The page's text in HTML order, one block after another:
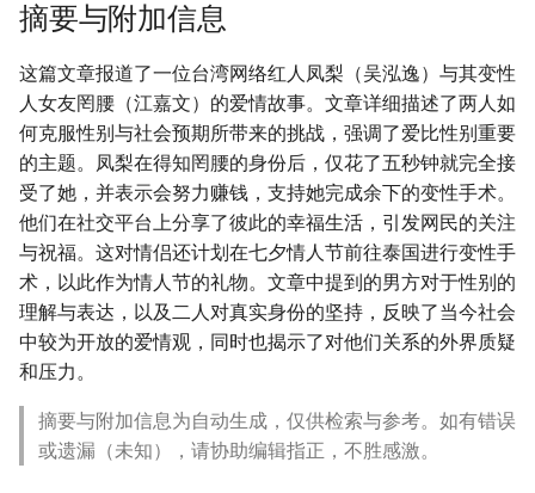
摘要与附加信息
这篇文章报道了一位台湾网络红人凤梨（吴泓逸）与其变性
人女友罔腰（江嘉文）的爱情故事。文章详细描述了两人如
何克服性别与社会预期所带来的挑战，强调了爱比性别重要
的主题。凤梨在得知罔腰的身份后，仅花了五秒钟就完全接
受了她，并表示会努力赚钱，支持她完成余下的变性手术。
他们在社交平台上分享了彼此的幸福生活，引发网民的关注
与祝福。这对情侣还计划在七夕情人节前往泰国进行变性手
术，以此作为情人节的礼物。文章中提到的男方对于性别的
理解与表达，以及二人对真实身份的坚持，反映了当今社会
中较为开放的爱情观，同时也揭示了对他们关系的外界质疑
和压力。
摘要与附加信息为自动生成，仅供检索与参考。如有错误
或遗漏（未知），请协助编辑指正，不胜感激。